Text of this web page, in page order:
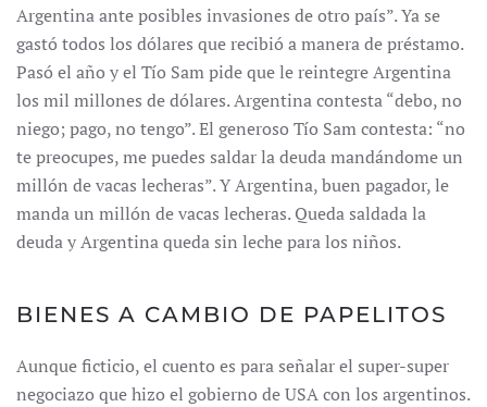
Argentina ante posibles invasiones de otro país”. Ya se
gastó todos los dólares que recibió a manera de préstamo.
Pasó el año y el Tío Sam pide que le reintegre Argentina
los mil millones de dólares. Argentina contesta “debo, no
niego; pago, no tengo”. El generoso Tío Sam contesta: “no
te preocupes, me puedes saldar la deuda mandándome un
millón de vacas lecheras”. Y Argentina, buen pagador, le
manda un millón de vacas lecheras. Queda saldada la
deuda y Argentina queda sin leche para los niños.
BIENES A CAMBIO DE PAPELITOS
Aunque ficticio, el cuento es para señalar el super-super
negociazo que hizo el gobierno de USA con los argentinos.